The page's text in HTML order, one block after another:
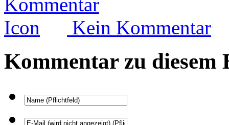
Kein Kommentar
Kommentar zu diesem